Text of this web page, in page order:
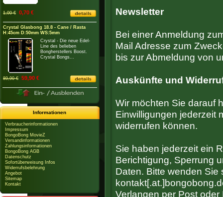
Newsletter
Bei einer Anmeldung
Mail Adresse zum
bis zur Abmeldung von
Auskünfte und
Wir möchten Sie darauf
Einwilligungen jederzeit
widerrufen können.
Sie haben jederzeit ein
Berichtigung, Sperrung
Daten. Bitte wenden Sie
Verlangen per Post oder
1,00 € 0,70 €
Crystal Glasbong 18.8 - Cane / Rasta
H:45cm D:50mm WS:5mm
Crystal - Die neue Edel-
Line des belieben
Bongherstellers Boost.
Crystal Bongs...
89,90 € 59,90 €
Informationen
Verbraucherinformationen
Impressum
BongoBong MovieZ
Versandinformationen
Zahlungsinformationen
BongoBong AGB
Datenschutz
Sofortüberweisung Infos
Widerrufsbelehrung
Angebot
Sitemap
Kontakt